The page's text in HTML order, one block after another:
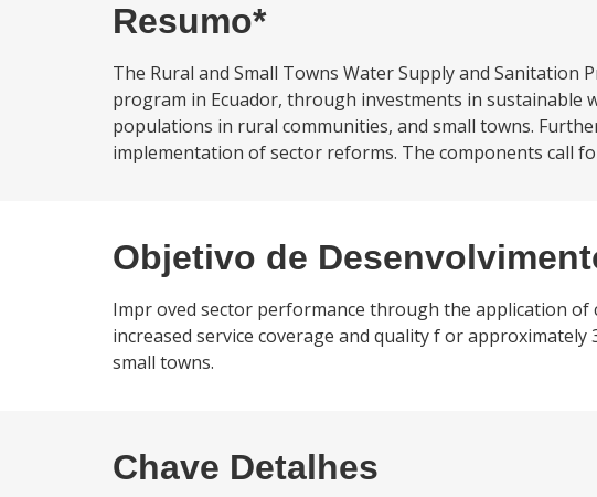
Resumo*
The Rural and Small Towns Water Supply and
program in Ecuador, through investments in sustainable
populations in rural communities, and small towns.
implementation of sector reforms. The components call
Objetivo de
Impr oved sector performance through the application
increased service coverage and quality f or
small towns.
Chave Detalhes